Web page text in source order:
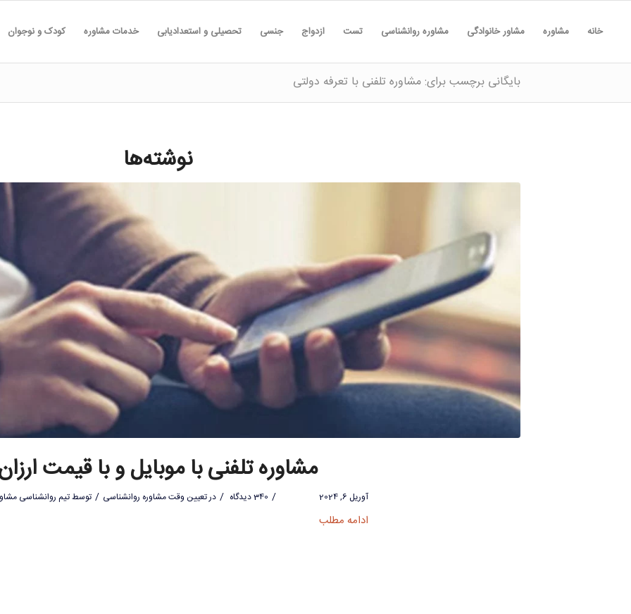
خانه مشاوره مشاور خانوادگی مشاوره روانشناسی تست ازدواج جنسی تحصیلی و استعدادیابی خدمات مشاوره کودک و نوجوان
بایگانی برچسب برای: مشاوره تلفنی با تعرفه دولتی
نوشته‌ها
مشاوره تلفنی با موبایل و با قیمت
آوریل 6, 2024 / 340 دیدگاه / درتعیین وقت مشاوره روانشناسی / توسطتیم روانشناسی
ادامه مطلب